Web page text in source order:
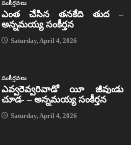
సంకీర్తనలు
ఎంత చేసిన తనకేది తుద –
అన్నమయ్య సంకీర్తన
Saturday, April 4, 2026
సంకీర్తనలు
ఎవ్వరెవ్వరివాడో యీ జీవుఁడు
చూడ- – అన్నమయ్య సంకీర్తన
Saturday, April 4, 2026